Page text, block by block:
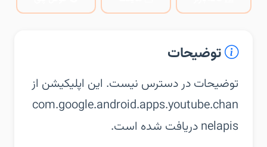
توضیحات
توضیحات در دسترس نیست. این اپلیکیشن از
com.google.android.apps.youtube.chan
nelapis دریافت شده است.